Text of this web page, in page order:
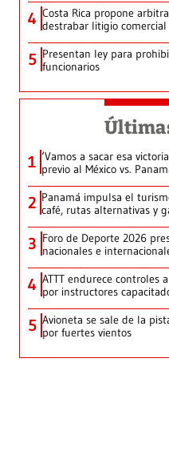
4 Costa Rica propone
destrabar litigio comercial
5 Presentan ley para
funcionarios
1 ‘Vamos a sacar esa
previo al México vs.
2 Panamá impulsa el
café, rutas alternativas y
3 Foro de Deporte 2026
nacionales e
4 ATTT endurece controles
por instructores
5 Avioneta se sale de la
por fuertes vientos